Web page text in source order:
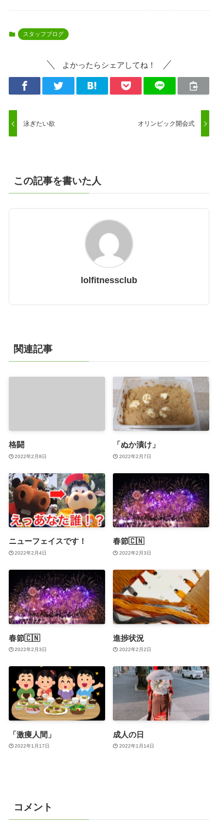
スタッフブログ
よかったらシェアしてね！
泳ぎたい欲 オリンピック開会式
この記事を書いた人
lolfitnessclub
関連記事
格闘
2022年2月8日
「ぬか漬け」
2022年2月7日
ニューフェイスです！
2022年2月4日
春節🇨🇳
2022年2月3日
春節🇨🇳
2022年2月3日
進捗状況
2022年2月2日
「激痩人間」
2022年1月17日
成人の日
2022年1月14日
コメント